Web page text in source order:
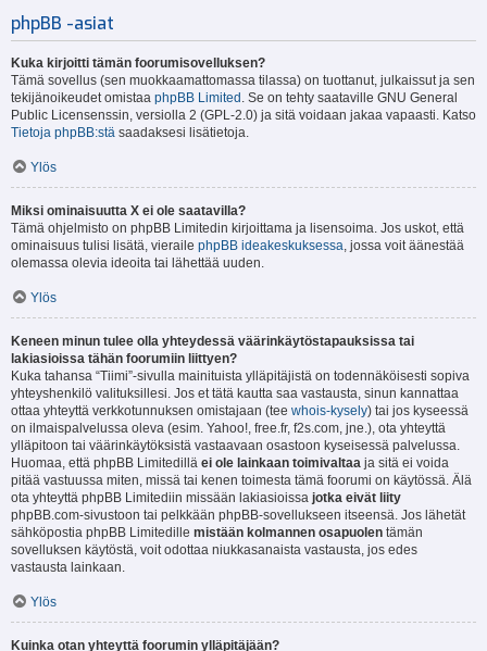
phpBB -asiat
Kuka kirjoitti tämän foorumisovelluksen?
Tämä sovellus (sen muokkaamattomassa tilassa) on tuottanut, julkaissut ja sen
tekijänoikeudet omistaa phpBB Limited . Se on tehty saataville GNU General
Public Licensenssin, versiolla 2 (GPL-2.0) ja sitä voidaan jakaa vapaasti. Katso
Tietoja phpBB:stä saadaksesi lisätietoja.
Ylös
Miksi ominaisuutta X ei ole saatavilla?
Tämä ohjelmisto on phpBB Limitedin kirjoittama ja lisensoima. Jos uskot, että
ominaisuus tulisi lisätä, vieraile phpBB ideakeskuksessa, jossa voit äänestää
olemassa olevia ideoita tai lähettää uuden.
Ylös
Keneen minun tulee olla yhteydessä väärinkäytöstapauksissa tai
lakiasioissa tähän foorumiin liittyen?
Kuka tahansa “Tiimi”-sivulla mainituista ylläpitäjistä on todennäköisesti sopiva
yhteyshenkilö valituksillesi. Jos et tätä kautta saa vastausta, sinun kannattaa
ottaa yhteyttä verkkotunnuksen omistajaan (tee whois-kysely) tai jos kyseessä
on ilmaispalvelussa oleva (esim. Yahoo!, free.fr, f2s.com, jne.), ota yhteyttä
ylläpitoon tai väärinkäytöksistä vastaavaan osastoon kyseisessä palvelussa.
Huomaa, että phpBB Limitedillä ei ole lainkaan toimivaltaa ja sitä ei voida
pitää vastuussa miten, missä tai kenen toimesta tämä foorumi on käytössä. Älä
ota yhteyttä phpBB Limitediin missään lakiasioissa jotka eivät liity
phpBB.com-sivustoon tai pelkkään phpBB-sovellukseen itseensä. Jos lähetät
sähköpostia phpBB Limitedille mistään kolmannen osapuolen tämän
sovelluksen käytöstä, voit odottaa niukkasanaista vastausta, jos edes
vastausta lainkaan.
Ylös
Kuinka otan yhteyttä foorumin ylläpitäjään?